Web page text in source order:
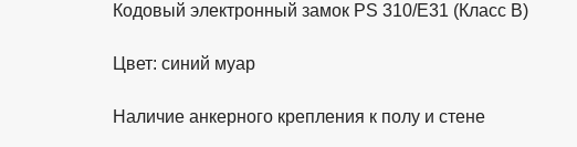
Кодовый электронный замок PS 310/Е31 (Класс В)
Цвет: синий муар
Наличие анкерного крепления к полу и стене